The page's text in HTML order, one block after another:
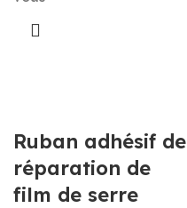
Ruban adhésif de
réparation de
film de serre